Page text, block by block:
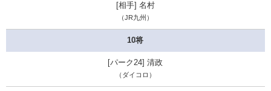
名村
（JR九州）
10将
清政
（ダイコロ）